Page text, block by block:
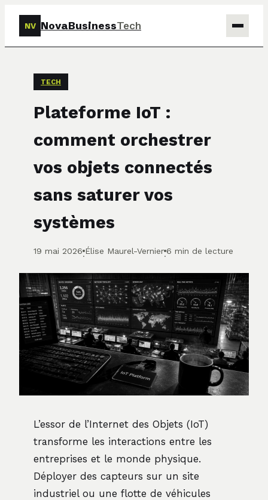
NV NovaBusinessTech
TECH
Plateforme IoT :
comment orchestrer
vos objets connectés
sans saturer vos
systèmes
19 mai 2026
·
Élise Maurel-Vernier
·
6 min de lecture
L’essor de l’Internet des Objets (IoT)
transforme les interactions entre les
entreprises et le monde physique.
Déployer des capteurs sur un site
industriel ou une flotte de véhicules